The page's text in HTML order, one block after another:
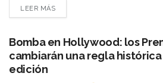
la campaña “No Lay’s, No Game”, el
LEER MÁS
Bomba en Hollywood: los
cambiarán una regla
edición